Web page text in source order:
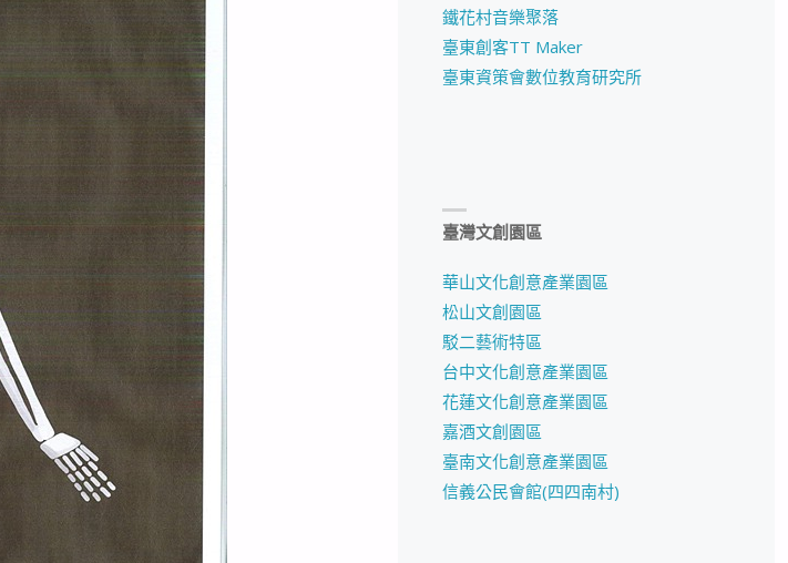
鐵花村音樂聚落
臺東創客TT Maker
臺東資策會數位教育研究所
臺灣文創園區
華山文化創意產業園區
松山文創園區
駁二藝術特區
台中文化創意產業園區
花蓮文化創意產業園區
嘉酒文創園區
臺南文化創意產業園區
信義公民會館(四四南村)